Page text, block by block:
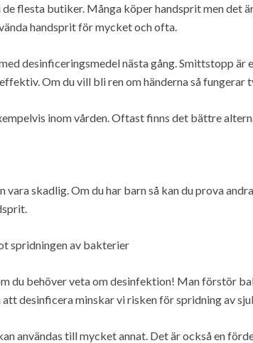
de flesta butiker. Många köper handsprit men det
handsprit för mycket och ofta.
desinficeringsmedel nästa gång. Smittstopp
Om du vill bli ren om händerna så fungerar
inom vården. Oftast finns det bättre
vara skadlig. Om du har barn så kan du prova
spridningen av bakterier
du behöver veta om desinfektion! Man förstör
att desinficera minskar vi risken för spridning av
användas till mycket annat. Det är också en